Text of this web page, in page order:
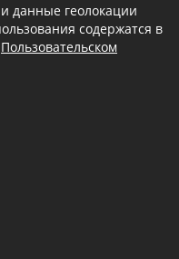
данные геолокации
содержатся в
Пользовательском